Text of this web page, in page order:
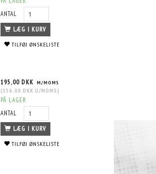
ANTAL
LÆG I KURV
TILFØJ ØNSKELISTE
195,00 DKK M/MOMS
(156,00 DKK U/MOMS )
PÅ LAGER
ANTAL
LÆG I KURV
TILFØJ ØNSKELISTE